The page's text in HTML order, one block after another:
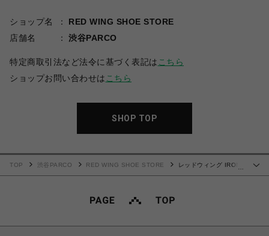
ショップ名
RED WING SHOE STORE
店舗名
渋谷PARCO
特定商取引法など法令に基づく表記は こちら
ショップお問い合わせは こちら
SHOP TOP
TOP 渋谷PARCO RED WING SHOE STORE
レッドウィング IRON